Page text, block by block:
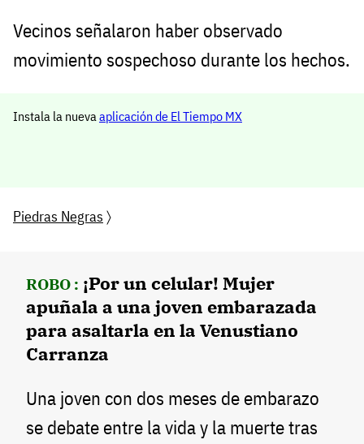
Vecinos señalaron haber observado
movimiento sospechoso durante los hechos.
Instala la nueva aplicación de El Tiempo MX
Piedras Negras 〉
ROBO : ¡Por un celular! Mujer
apuñala a una joven embarazada
para asaltarla en la Venustiano
Carranza
Una joven con dos meses de embarazo
se debate entre la vida y la muerte tras